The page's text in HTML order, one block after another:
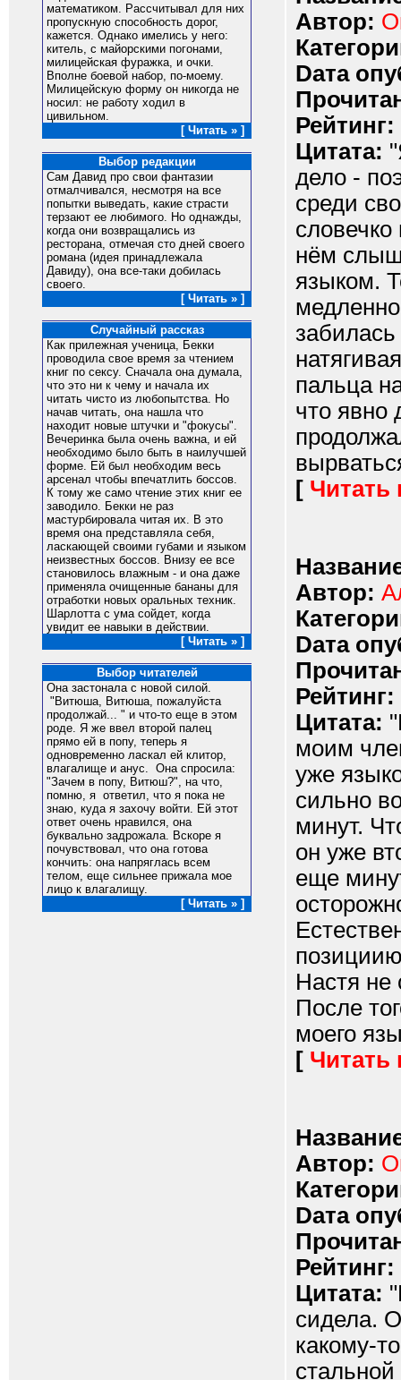
математиком. Рассчитывал для них
пропускную способность дорог,
кажется. Однако имелись у него:
китель, с майорскими погонами,
милицейская фуражка, и очки.
Вполне боевой набор, по-моему.
Милицейскую форму он никогда не
носил: не работу ходил в
цивильном.
[ Читать » ]
Выбор редакции
Сам Давид про свои фантазии
отмалчивался, несмотря на все
попытки выведать, какие страсти
терзают ее любимого. Но однажды,
когда они возвращались из
ресторана, отмечая сто дней своего
романа (идея принадлежала
Давиду), она все-таки добилась
своего.
[ Читать » ]
Случайный рассказ
Как прилежная ученица, Бекки
проводила свое время за чтением
книг по сексу. Сначала она думала,
что это ни к чему и начала их
читать чисто из любопытства. Но
начав читать, она нашла что
находит новые штучки и "фокусы".
Вечеринка была очень важна, и ей
необходимо было быть в наилучшей
форме. Ей был необходим весь
арсенал чтобы впечатлить боссов.
К тому же само чтение этих книг ее
заводило. Бекки не раз
мастурбировала читая их. В это
время она представляла себя,
ласкающей своими губами и языком
неизвестных боссов. Внизу ее все
становилось влажным - и она даже
применяла очищенные бананы для
отработки новых оральных техник.
Шарлотта с ума сойдет, когда
увидит ее навыки в действии.
[ Читать » ]
Выбор читателей
Она застонала с новой силой.
"Витюша, Витюша, пожалуйста
продолжай... " и что-то еще в этом
роде. Я же ввел второй палец
прямо ей в попу, теперь я
одновременно ласкал ей клитор,
влагалище и анус. Она спросила:
"Зачем в попу, Витюш?", на что,
помню, я ответил, что я пока не
знаю, куда я захочу войти. Ей этот
ответ очень нравился, она
буквально задрожала. Вскоре я
почувствовал, что она готова
кончить: она напряглась всем
телом, еще сильнее прижала мое
лицо к влагалищу.
[ Читать » ]
Автор:
Dата
Рейтинг:
Цитата:
дело -
среди
нём
языком.
пальца
что явно
[ Читать
Автор:
Dата
Рейтинг:
Цитата:
моим
уже
сильно
минут.
он уже
еще
Настя не
После
моего
[ Читать
Автор:
Dата
Рейтинг:
Цитата:
сидела.
какому-
стальной